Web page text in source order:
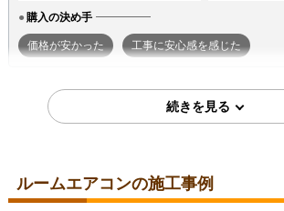
購入の決め手
価格が安かった 工事に安心感を感じた
2026年7月7日
コメント
段取りも良く、エアコン取付後のチ
ルームエアコンの施工事例